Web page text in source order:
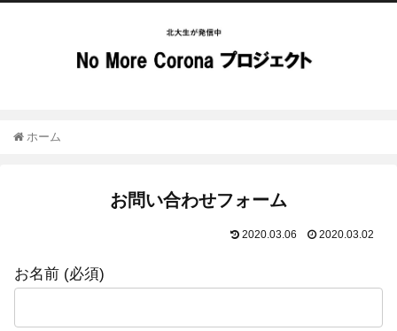
ホーム
お問い合わせフォーム
2020.03.06 2020.03.02
お名前 (必須)